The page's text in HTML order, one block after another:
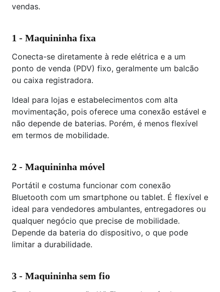
vendas.
1 - Maquininha fixa
Conecta-se diretamente à rede elétrica e a um
ponto de venda (PDV) fixo, geralmente um balcão
ou caixa registradora.
Ideal para lojas e estabelecimentos com alta
movimentação, pois oferece uma conexão estável e
não depende de baterias. Porém, é menos flexível
em termos de mobilidade.
2 - Maquininha móvel
Portátil e costuma funcionar com conexão
Bluetooth com um smartphone ou tablet. É flexível e
ideal para vendedores ambulantes, entregadores ou
qualquer negócio que precise de mobilidade.
Depende da bateria do dispositivo, o que pode
limitar a durabilidade.
3 - Maquininha sem fio